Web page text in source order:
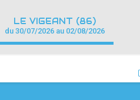
LE VIGEANT (86)
du 30/07/2026 au 02/08/2026